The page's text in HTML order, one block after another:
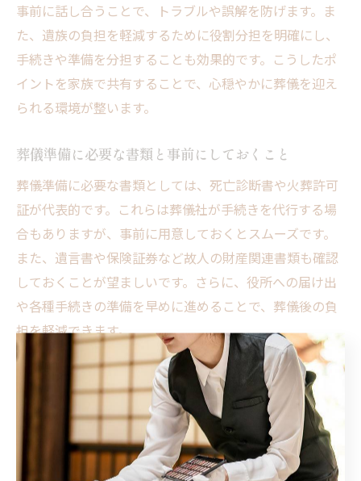
事前に話し合うことで、トラブルや誤解を防げます。ま
た、遺族の負担を軽減するために役割分担を明確にし、
手続きや準備を分担することも効果的です。こうしたポ
イントを家族で共有することで、心穏やかに葬儀を迎え
られる環境が整います。
葬儀準備に必要な書類と事前にしておくこと
葬儀準備に必要な書類としては、死亡診断書や火葬許可
証が代表的です。これらは葬儀社が手続きを代行する場
合もありますが、事前に用意しておくとスムーズです。
また、遺言書や保険証券など故人の財産関連書類も確認
しておくことが望ましいです。さらに、役所への届け出
や各種手続きの準備を早めに進めることで、葬儀後の負
担を軽減できます。
八王子市で安心できる葬儀準備のコツ
八王子市で安心して葬儀を準備するには、地域の慣習や
最新の葬儀傾向を理解することが大切です。例えば、近
年は家族葬の需要が増え、費用も多様化しています。信